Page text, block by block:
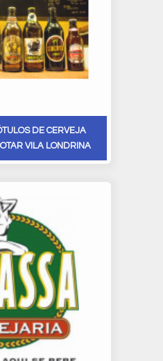
DE CERVEJA
VILA LONDRINA